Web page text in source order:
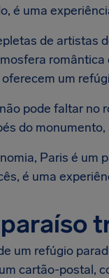
é uma
de artistas
um
pode faltar
do
Paris é um
é uma
um refúgio
cartão-postal,